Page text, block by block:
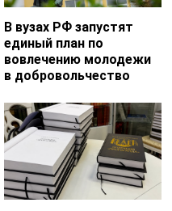
В вузах РФ запустят
единый план по
вовлечению молодежи
в добровольчество